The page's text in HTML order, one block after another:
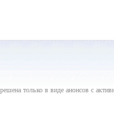
только в виде анонсов с